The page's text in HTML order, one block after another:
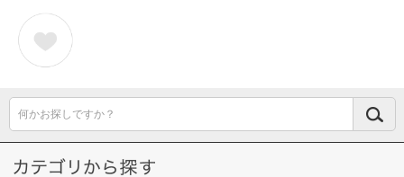
何かお探しですか？